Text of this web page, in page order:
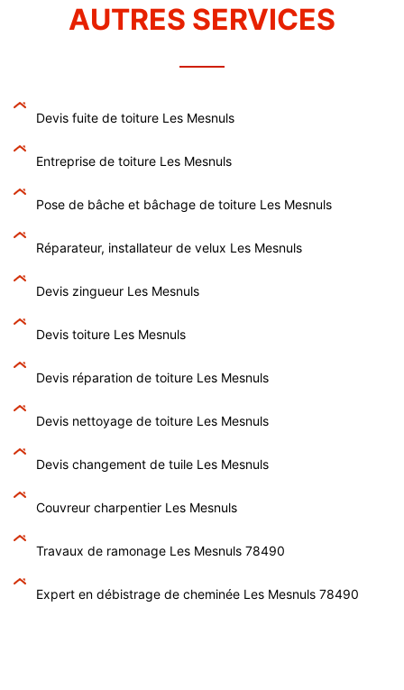
AUTRES SERVICES
Devis fuite de toiture Les Mesnuls
Entreprise de toiture Les Mesnuls
Pose de bâche et bâchage de toiture Les Mesnuls
Réparateur, installateur de velux Les Mesnuls
Devis zingueur Les Mesnuls
Devis toiture Les Mesnuls
Devis réparation de toiture Les Mesnuls
Devis nettoyage de toiture Les Mesnuls
Devis changement de tuile Les Mesnuls
Couvreur charpentier Les Mesnuls
Travaux de ramonage Les Mesnuls 78490
Expert en débistrage de cheminée Les Mesnuls 78490